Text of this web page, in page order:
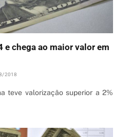
e chega ao maior valor em
2018
teve valorização superior a 2%